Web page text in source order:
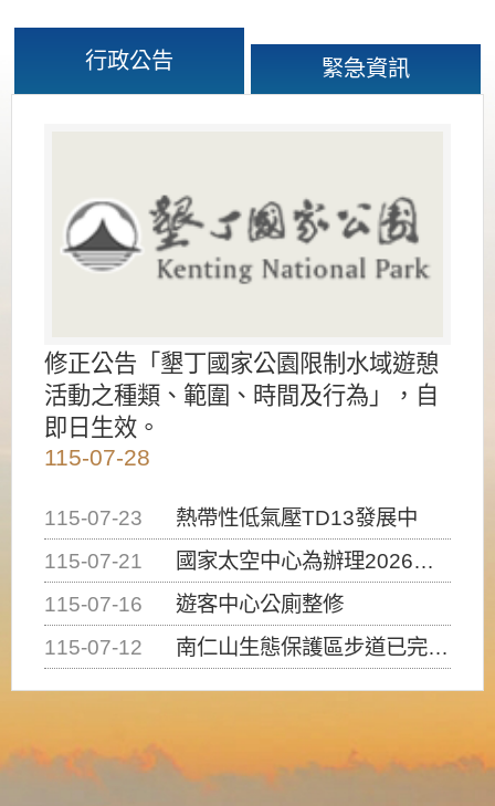
行政公告 緊急資訊
修正公告「墾丁國家公園限制水域遊憩
活動之種類、範圍、時間及行為」，自
即日生效。
115-07-28
115-07-23
熱帶性低氣壓TD13發展中
115-07-21
國家太空中心為辦理2026台灣盃火箭競賽，陸、海、空域警戒及協調相關事宜，因颱風備案事宜
115-07-16
遊客中心公廁整修
115-07-12
南仁山生態保護區步道已完成修復，自115年7月13日（星期一）起恢復開放入園，歡迎民眾依規定申請入園....